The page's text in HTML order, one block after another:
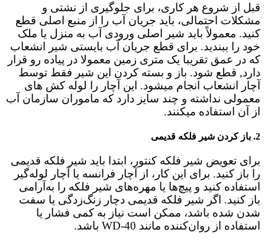
قبل از شروع هر کاری، برای جلوگیری از نشتی و
مشکلات احتمالی، باید جریان آب را از منبع اصلی قطع
کنید. معمولاً باید شیر اصلی ورودی آب به منزل یا ملک
خود را ببندید. برای قطع جریان آب بایستی شیر انشعاب
که در عمق تقریبا یک متری زمین معمولا در پیاده رو قرار
دارد, قطع شود. باز و بسته کردن این شیر فقط توسط
آچار انشعاب انجام میشود. این آچار را لوله کش های
معمولی نداشته و چند سایز دارد که ماموران سازمان آب
از آن استفاده میکنند.
2. باز کردن شیر فلکه قدیمی
برای تعویض شیر فلکه کنتور، ابتدا باید شیر فلکه قدیمی
را باز کنید. برای این کار، از آچار فرانسه یا آچار لوله‌گیر
استفاده کنید و پیچ‌ها یا مهره‌های شیر فلکه را به‌آرامی
باز کنید. اگر شیر فلکه قدیمی دچار زنگ‌زدگی یا سفت
شدن شده باشد، ممکن است نیاز به کمی فشار یا
استفاده از روان‌کننده مانند WD-40 باشد.